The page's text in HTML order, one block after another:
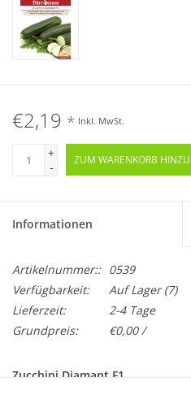
€2,19 * Inkl. MwSt.
+
-
ZUM WARENKORB
Informationen
Artikelnummer:: 0539
Verfügbarkeit:
Auf Lager(7)
Lieferzeit:
2-4 Tage
Grundpreis:
€0,00 /
Zucchini Diamant F1